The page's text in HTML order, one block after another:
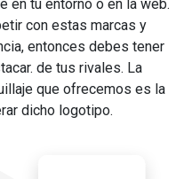
en tu entorno o en la web.
con estas marcas y
entonces debes tener
de tus rivales. La
que ofrecemos es la
dicho logotipo.